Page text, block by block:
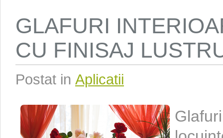
GLAFURI
CU FINISAJ
Postat in Aplicatii